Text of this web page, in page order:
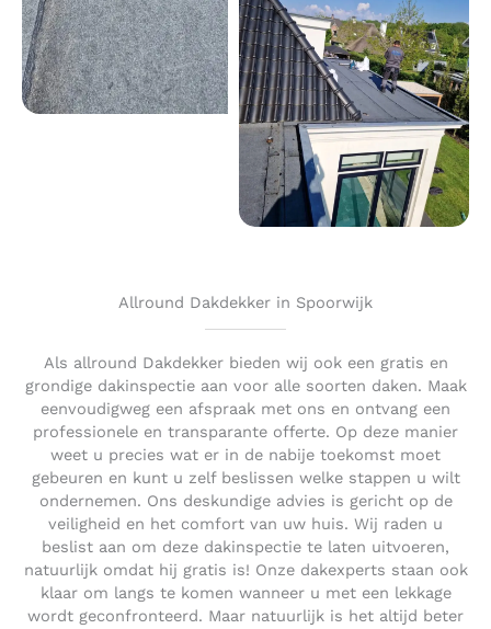
Allround Dakdekker in Spoorwijk
Als allround Dakdekker bieden wij ook een gratis en
grondige dakinspectie aan voor alle soorten daken. Maak
eenvoudigweg een afspraak met ons en ontvang een
professionele en transparante offerte. Op deze manier
weet u precies wat er in de nabije toekomst moet
gebeuren en kunt u zelf beslissen welke stappen u wilt
ondernemen. Ons deskundige advies is gericht op de
veiligheid en het comfort van uw huis. Wij raden u
beslist aan om deze dakinspectie te laten uitvoeren,
natuurlijk omdat hij gratis is! Onze dakexperts staan ook
klaar om langs te komen wanneer u met een lekkage
wordt geconfronteerd. Maar natuurlijk is het altijd beter